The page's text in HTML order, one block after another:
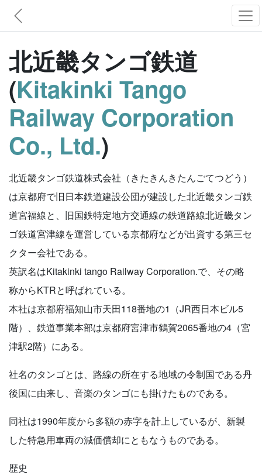
北近畿タンゴ鉄道
(Kitakinki Tango
Railway Corporation
Co., Ltd.)
北近畿タンゴ鉄道株式会社（きたきんきたんごてつどう）
は京都府で旧日本鉄道建設公団が建設した北近畿タンゴ鉄
道宮福線と、旧国鉄特定地方交通線の鉄道路線北近畿タン
ゴ鉄道宮津線を運営している京都府などが出資する第三セ
クター会社である。
英訳名はKitakinki tango Railway Corporation.で、その略
称からKTRと呼ばれている。
本社は京都府福知山市天田118番地の1（JR西日本ビル5
階）、鉄道事業本部は京都府宮津市鶴賀2065番地の4（宮
津駅2階）にある。
社名のタンゴとは、路線の所在する地域の令制国である丹
後国に由来し、音楽のタンゴにも掛けたものである。
同社は1990年度から多額の赤字を計上しているが、新製
した特急用車両の減価償却にともなうものである。
歴史